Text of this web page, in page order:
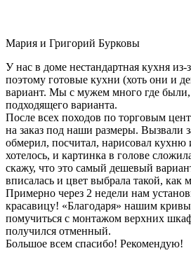
Мария и Григорий Бурковы
У нас в доме нестандартная кухня из-
поэтому готовые кухни (хоть они и
вариант. Мы с мужем много где
подходящего варианта.
После всех походов по торговым
на заказ под наши размеры. Вызвали
обмерил, посчитал, нарисовал кухню
хотелось, и картинка в голове
скажу, что это самый дешевый
вписалась и цвет выбрала такой, как
Примерно через 2 недели нам
красавицу! «Благодаря» нашим
помучиться с монтажом верхних
получился отменный.
Большое всем спасибо! Рекомендую!